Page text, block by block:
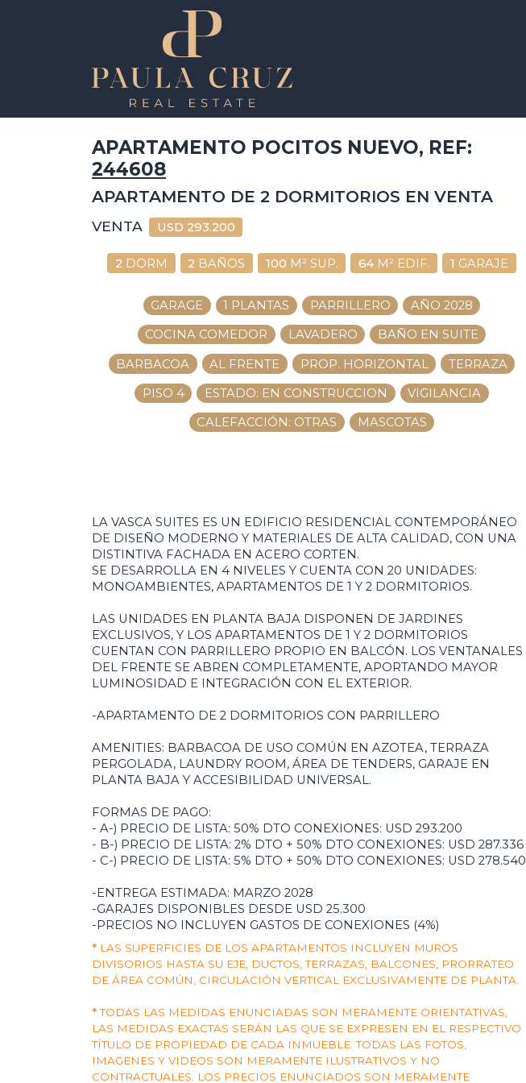
APARTAMENTO POCITOS NUEVO, REF:
244608
APARTAMENTO DE 2 DORMITORIOS EN VENTA
VENTA USD 293.200
2 DORM 2 BAÑOS 100 M² SUP. 64M² EDIF. 1 GARAJE
GARAGE 1 PLANTAS PARRILLERO AÑO 2028
COCINA COMEDOR LAVADERO BAÑO EN SUITE
BARBACOA AL FRENTE PROP. HORIZONTAL TERRAZA
PISO 4 ESTADO: EN CONSTRUCCION VIGILANCIA
CALEFACCIÓN: OTRAS MASCOTAS
LA VASCA SUITES ES UN EDIFICIO RESIDENCIAL CONTEMPORÁNEO
DE DISEÑO MODERNO Y MATERIALES DE ALTA CALIDAD, CON UNA
DISTINTIVA FACHADA EN ACERO CORTEN.
SE DESARROLLA EN 4 NIVELES Y CUENTA CON 20 UNIDADES:
MONOAMBIENTES, APARTAMENTOS DE 1 Y 2 DORMITORIOS.
LAS UNIDADES EN PLANTA BAJA DISPONEN DE JARDINES
EXCLUSIVOS, Y LOS APARTAMENTOS DE 1 Y 2 DORMITORIOS
CUENTAN CON PARRILLERO PROPIO EN BALCÓN. LOS VENTANALES
DEL FRENTE SE ABREN COMPLETAMENTE, APORTANDO MAYOR
LUMINOSIDAD E INTEGRACIÓN CON EL EXTERIOR.
-APARTAMENTO DE 2 DORMITORIOS CON PARRILLERO
AMENITIES: BARBACOA DE USO COMÚN EN AZOTEA, TERRAZA
PERGOLADA, LAUNDRY ROOM, ÁREA DE TENDERS, GARAJE EN
PLANTA BAJA Y ACCESIBILIDAD UNIVERSAL.
FORMAS DE PAGO:
- A-) PRECIO DE LISTA: 50% DTO CONEXIONES: USD 293.200
- B-) PRECIO DE LISTA: 2% DTO + 50% DTO CONEXIONES: USD 287.336
- C-) PRECIO DE LISTA: 5% DTO + 50% DTO CONEXIONES: USD 278.540
-ENTREGA ESTIMADA: MARZO 2028
-GARAJES DISPONIBLES DESDE USD 25.300
-PRECIOS NO INCLUYEN GASTOS DE CONEXIONES (4%)
* LAS SUPERFICIES DE LOS APARTAMENTOS INCLUYEN MUROS
DIVISORIOS HASTA SU EJE, DUCTOS, TERRAZAS, BALCONES, PRORRATEO
DE ÁREA COMÚN, CIRCULACIÓN VERTICAL EXCLUSIVAMENTE DE PLANTA.
*TODAS LAS MEDIDAS ENUNCIADAS SON MERAMENTE ORIENTATIVAS,
LAS MEDIDAS EXACTAS SERÁN LAS QUE SE EXPRESEN EN EL RESPECTIVO
TÍTULO DE PROPIEDAD DE CADA INMUEBLE. TODAS LAS FOTOS,
IMAGENES Y VIDEOS SON MERAMENTE ILUSTRATIVOS Y NO
CONTRACTUALES. LOS PRECIOS ENUNCIADOS SON MERAMENTE